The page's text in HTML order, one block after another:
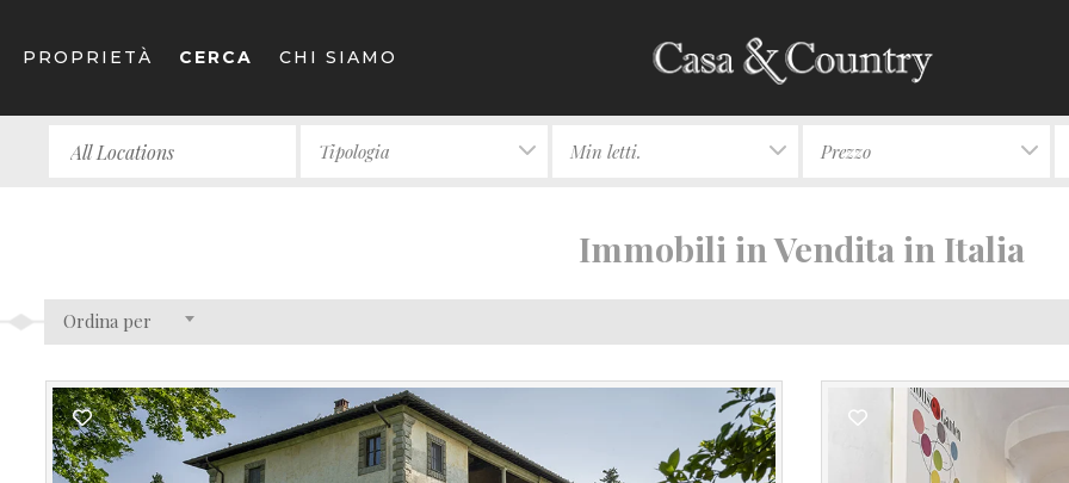
PROPRIETÀ CERCA CHI SIAMO
Tipologia Min letti. Prezzo
Immobili in Vendita in Italia
Ordina per